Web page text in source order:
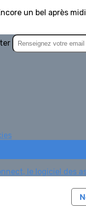
un bel après
le logiciel des